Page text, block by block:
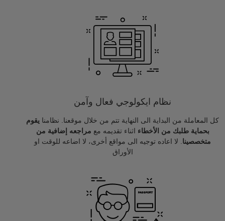
نظام ايكولوجي فعال وآمن
كل المعاملة من البداية الى النهاية تتم من خلال موقعنا. نظامنا يقوم
بحماية طلبك من الأخطاء اثناء تقديمه مع مراجعه إضافية من
متخصصينا . لا اعاده توجيه الى مواقع أخرى، لا اضاعه للوقت او
الأوراق